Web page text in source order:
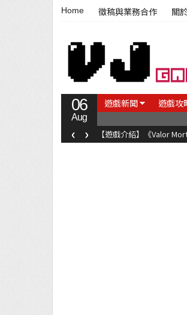
Home 徵稿與業務合作 關
06
Aug
遊戲新聞 遊戲攻
【遊戲介紹】《Valor
‹ ›